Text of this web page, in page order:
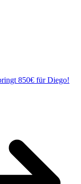
850€ für Diego!